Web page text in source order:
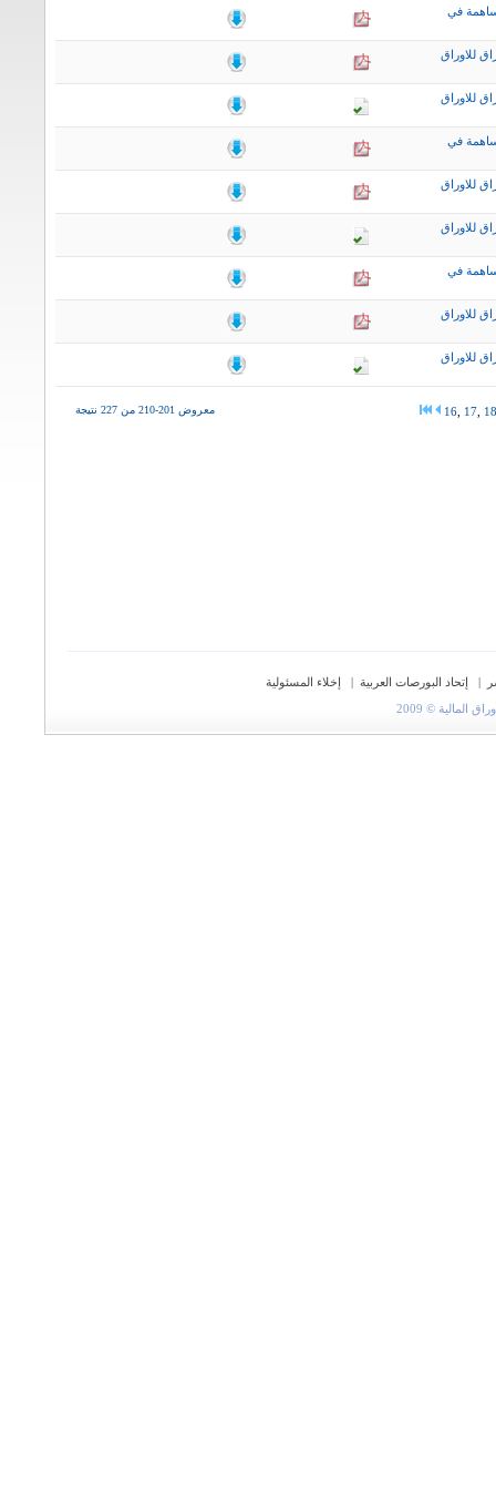
في
للاوراق
للاوراق
في
للاوراق
للاوراق
في
للاوراق
للاوراق
معروض 201-210 من 227 نتيجة 16 17 18
| إتحاد البورصات العربية |
إخلاء المسئولية
© 2009